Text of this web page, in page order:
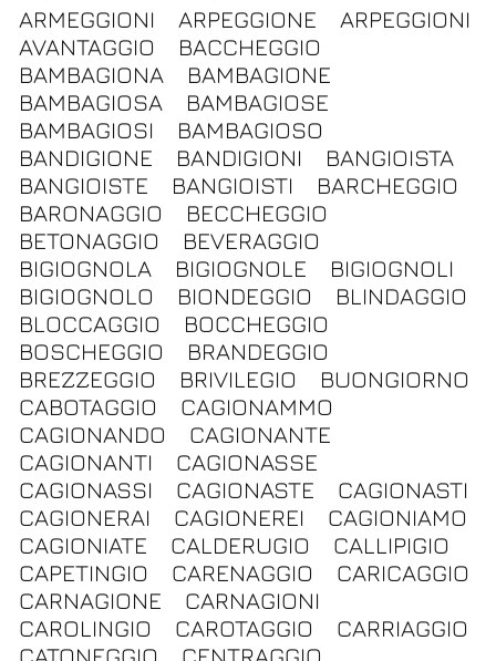
ARMEGGIONI
ARPEGGIONE
ARPEGGIONI
AVANTAGGIO
BACCHEGGIO
BAMBAGIONA
BAMBAGIONE
BAMBAGIOSA
BAMBAGIOSE
BAMBAGIOSI
BAMBAGIOSO
BANDIGIONE
BANDIGIONI
BANGIOISTA
BANGIOISTE
BANGIOISTI
BARCHEGGIO
BARONAGGIO
BECCHEGGIO
BETONAGGIO
BEVERAGGIO
BIGIOGNOLA
BIGIOGNOLE
BIGIOGNOLI
BIGIOGNOLO
BIONDEGGIO
BLINDAGGIO
BLOCCAGGIO
BOCCHEGGIO
BOSCHEGGIO
BRANDEGGIO
BREZZEGGIO
BRIVILEGIO
BUONGIORNO
CABOTAGGIO
CAGIONAMMO
CAGIONANDO
CAGIONANTE
CAGIONANTI
CAGIONASSE
CAGIONASSI
CAGIONASTE
CAGIONASTI
CAGIONERAI
CAGIONEREI
CAGIONIAMO
CAGIONIATE
CALDERUGIO
CALLIPIGIO
CAPETINGIO
CARENAGGIO
CARICAGGIO
CARNAGIONE
CARNAGIONI
CAROLINGIO
CAROTAGGIO
CARRIAGGIO